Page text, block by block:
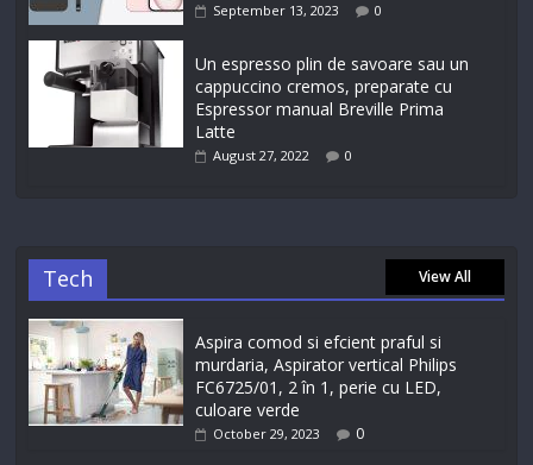
September 13, 2023 0
Un espresso plin de savoare sau un
cappuccino cremos, preparate cu
Espressor manual Breville Prima
Latte
August 27, 2022 0
Tech View All
Aspira comod si efcient praful si
murdaria, Aspirator vertical Philips
FC6725/01, 2 în 1, perie cu LED,
culoare verde
October 29, 2023 0